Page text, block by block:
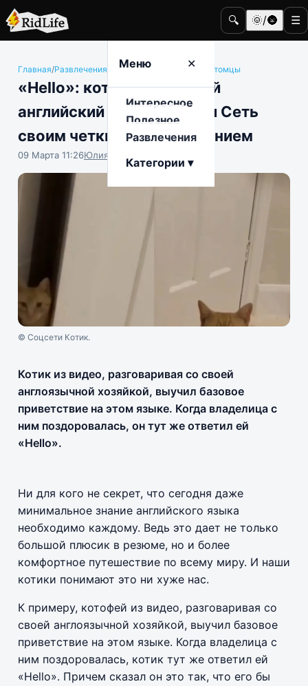
🔍 🌞/🌚 ☰
Меню ✕
Интересное
Полезное
Развлечения
Категории ▾
Главная/Развлечения Животные и домашние питомцы
«Hello»: котик, освоивший
английский язык, поразил Сеть
своим четким произношением
09 Марта 11:26Юлия Крофто
© Соцсети Котик.
Котик из видео, разговаривая со своей
англоязычной хозяйкой, выучил базовое
приветствие на этом языке. Когда владелица с
ним поздоровалась, он тут же ответил ей
«Hello».
Ни для кого не секрет, что сегодня даже
минимальное знание английского языка
необходимо каждому. Ведь это дает не только
большой плюсик в резюме, но и более
комфортное путешествие по всему миру. И наши
котики понимают это ни хуже нас.
К примеру, котофей из видео, разговаривая со
своей англоязычной хозяйкой, выучил базовое
приветствие на этом языке. Когда владелица с
ним поздоровалась, котик тут же ответил ей
«Hello». Причем сказал он это так, что его бы